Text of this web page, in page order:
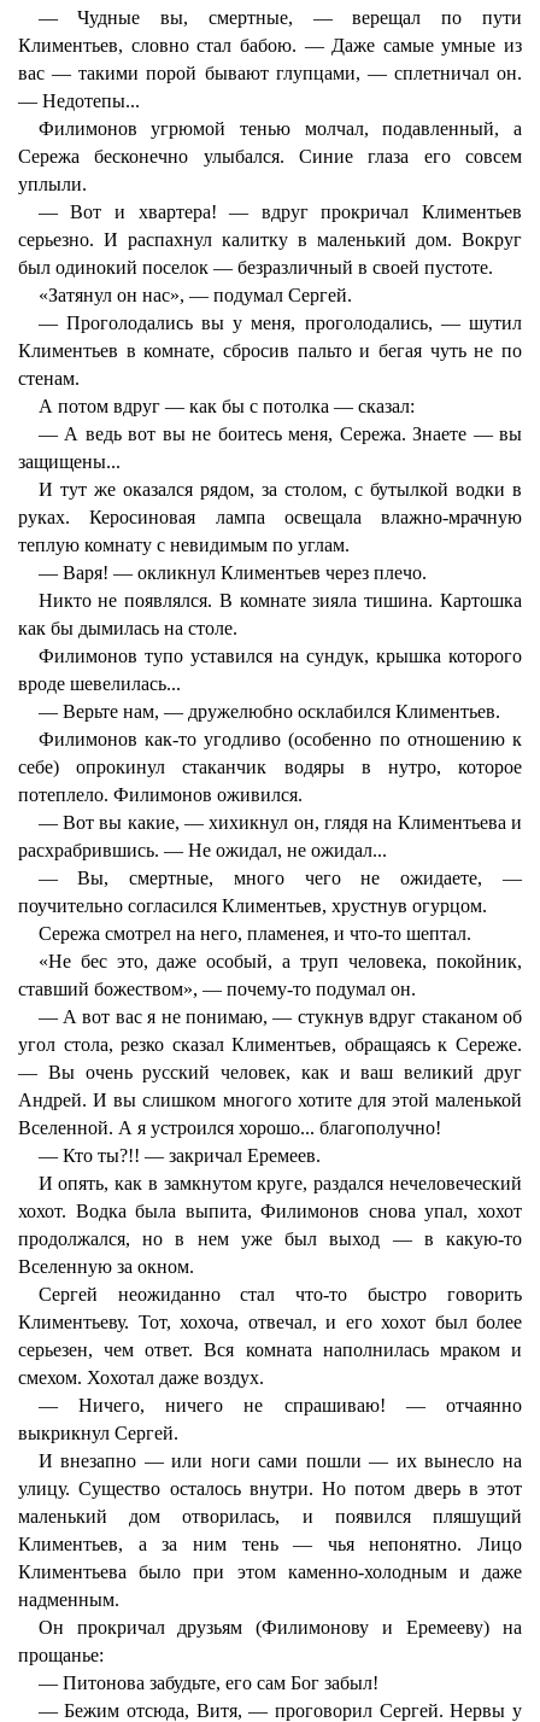
— Чудные вы, смертные, — верещал по пути
Климентьев, словно стал бабою. — Даже самые умные из
вас — такими порой бывают глупцами, — сплетничал он.
— Недотепы...
Филимонов угрюмой тенью молчал, подавленный, а
Сережа бесконечно улыбался. Синие глаза его совсем
уплыли.
— Вот и хвартера! — вдруг прокричал Климентьев
серьезно. И распахнул калитку в маленький дом. Вокруг
был одинокий поселок — безразличный в своей пустоте.
«Затянул он нас», — подумал Сергей.
— Проголодались вы у меня, проголодались, — шутил
Климентьев в комнате, сбросив пальто и бегая чуть не по
стенам.
А потом вдруг — как бы с потолка — сказал:
— А ведь вот вы не боитесь меня, Сережа. Знаете — вы
защищены...
И тут же оказался рядом, за столом, с бутылкой водки в
руках. Керосиновая лампа освещала влажно-мрачную
теплую комнату с невидимым по углам.
— Варя! — окликнул Климентьев через плечо.
Никто не появлялся. В комнате зияла тишина. Картошка
как бы дымилась на столе.
Филимонов тупо уставился на сундук, крышка которого
вроде шевелилась...
— Верьте нам, — дружелюбно осклабился Климентьев.
Филимонов как-то угодливо (особенно по отношению к
себе) опрокинул стаканчик водяры в нутро, которое
потеплело. Филимонов оживился.
— Вот вы какие, — хихикнул он, глядя на Климентьева и
расхрабрившись. — Не ожидал, не ожидал...
— Вы, смертные, много чего не ожидаете, —
поучительно согласился Климентьев, хрустнув огурцом.
Сережа смотрел на него, пламенея, и что-то шептал.
«Не бес это, даже особый, а труп человека, покойник,
ставший божеством», — почему-то подумал он.
— А вот вас я не понимаю, — стукнув вдруг стаканом об
угол стола, резко сказал Климентьев, обращаясь к Сереже.
— Вы очень русский человек, как и ваш великий друг
Андрей. И вы слишком многого хотите для этой маленькой
Вселенной. А я устроился хорошо... благополучно!
— Кто ты?!! — закричал Еремеев.
И опять, как в замкнутом круге, раздался нечеловеческий
хохот. Водка была выпита, Филимонов снова упал, хохот
продолжался, но в нем уже был выход — в какую-то
Вселенную за окном.
Сергей неожиданно стал что-то быстро говорить
Климентьеву. Тот, хохоча, отвечал, и его хохот был более
серьезен, чем ответ. Вся комната наполнилась мраком и
смехом. Хохотал даже воздух.
— Ничего, ничего не спрашиваю! — отчаянно
выкрикнул Сергей.
И внезапно — или ноги сами пошли — их вынесло на
улицу. Существо осталось внутри. Но потом дверь в этот
маленький дом отворилась, и появился пляшущий
Климентьев, а за ним тень — чья непонятно. Лицо
Климентьева было при этом каменно-холодным и даже
надменным.
Он прокричал друзьям (Филимонову и Еремееву) на
прощанье:
— Питонова забудьте, его сам Бог забыл!
— Бежим отсюда, Витя, — проговорил Сергей. Нервы у